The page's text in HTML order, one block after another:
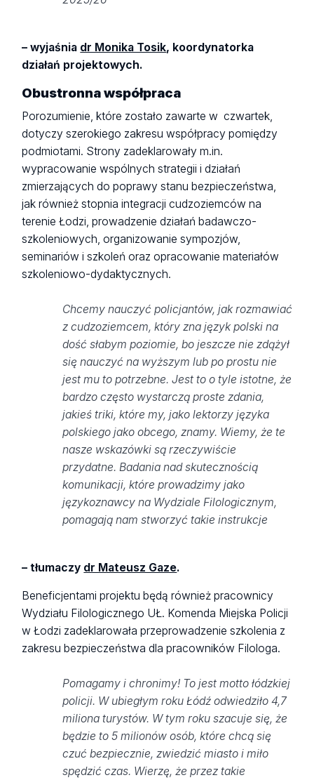
– wyjaśnia dr Monika Tosik, koordynatorka
działań projektowych.
Obustronna współpraca
Porozumienie, które zostało zawarte w czwartek,
dotyczy szerokiego zakresu współpracy pomiędzy
podmiotami. Strony zadeklarowały m.in.
wypracowanie wspólnych strategii i działań
zmierzających do poprawy stanu bezpieczeństwa,
jak również stopnia integracji cudzoziemców na
terenie Łodzi, prowadzenie działań badawczo-
szkoleniowych, organizowanie sympozjów,
seminariów i szkoleń oraz opracowanie materiałów
szkoleniowo-dydaktycznych.
Chcemy nauczyć policjantów, jak rozmawiać
z cudzoziemcem, który zna język polski na
dość słabym poziomie, bo jeszcze nie zdążył
się nauczyć na wyższym lub po prostu nie
jest mu to potrzebne. Jest to o tyle istotne, że
bardzo często wystarczą proste zdania,
jakieś triki, które my, jako lektorzy języka
polskiego jako obcego, znamy. Wiemy, że te
nasze wskazówki są rzeczywiście
przydatne. Badania nad skutecznością
komunikacji, które prowadzimy jako
językoznawcy na Wydziale Filologicznym,
pomagają nam stworzyć takie instrukcje
– tłumaczy dr Mateusz Gaze.
Beneficjentami projektu będą również pracownicy
Wydziału Filologicznego UŁ. Komenda Miejska Policji
w Łodzi zadeklarowała przeprowadzenie szkolenia z
zakresu bezpieczeństwa dla pracowników Filologa.
Pomagamy i chronimy! To jest motto łódzkiej
policji. W ubiegłym roku Łódź odwiedziło 4,7
miliona turystów. W tym roku szacuje się, że
będzie to 5 milionów osób, które chcą się
czuć bezpiecznie, zwiedzić miasto i miło
spędzić czas. Wierzę, że przez takie